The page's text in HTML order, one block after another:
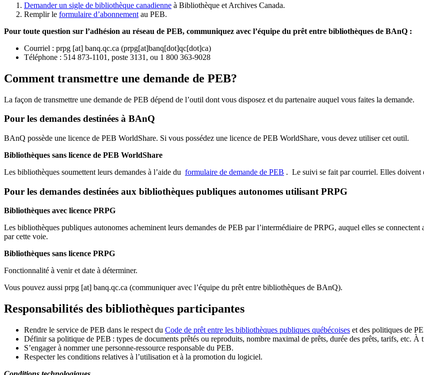
Demander un sigle de bibliothèque canadienne à Bibliothèque et Archives Canada.
Remplir le formulaire d’abonnement au PEB.
Pour toute question sur l’adhésion au réseau de PEB, communiquez avec l’équipe du prêt entre bibliothèques de BAnQ :
Courriel : prpg [at] banq.qc.ca (prpg[at]banq[dot]qc[dot]ca)
Téléphone : 514 873-1101, poste 3131, ou 1 800 363-9028
Comment transmettre une demande de PEB?
La façon de transmettre une demande de PEB dépend de l’outil dont vous disposez et du partenaire auquel vous faites la demande.
Pour les demandes destinées à BAnQ
BAnQ possède une licence de PEB WorldShare. Si vous possédez une licence de PEB WorldShare, vous devez utiliser cet outil.
Bibliothèques sans licence de PEB WorldShare
Les bibliothèques soumettent leurs demandes à l’aide du formulaire de demande de PEB . Le suivi se fait par courriel. Elles doivent
Pour les demandes destinées aux bibliothèques publiques autonomes utilisant PRPG
Bibliothèques avec licence PRPG
Les bibliothèques publiques autonomes acheminent leurs demandes de PEB par l’intermédiaire de PRPG, auquel elles se
par cette voie.
Bibliothèques sans licence PRPG
Fonctionnalité à venir et date à déterminer.
Vous pouvez aussi prpg [at] banq.qc.ca (communiquer avec l’équipe du prêt entre bibliothèques de BAnQ).
Responsabilités des bibliothèques participantes
Rendre le service de PEB dans le respect du Code de prêt entre les bibliothèques publiques québécoises et des politiques de
Définir sa politique de PEB : types de documents prêtés ou reproduits, nombre maximal de prêts, durée des prêts, tarifs, etc. À
S’engager à nommer une personne-ressource responsable du PEB.
Respecter les conditions relatives à l’utilisation et à la promotion du logiciel.